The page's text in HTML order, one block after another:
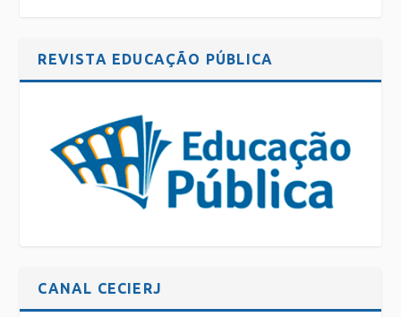
REVISTA EDUCAÇÃO PÚBLICA
CANAL CECIERJ